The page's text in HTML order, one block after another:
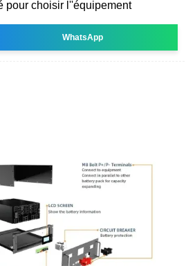
pour choisir l''équipement
WhatsApp